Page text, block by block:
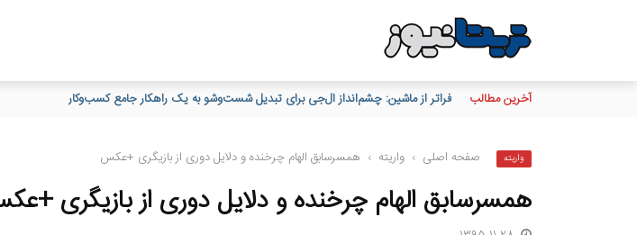
آخرین مطالب اختصاص ۲۸۰ میلیارد تومان تسهیلات بانک صنعت و معدن برای حمایت از واحدهای تولیدی شهرستان گرمی استان اردبیل
واریته صفحه اصلی › واریته › همسرسابق الهام چرخنده و دلایل دوری از بازیگری +عکس
همسرسابق الهام چرخنده و دلایل دوری از بازیگری